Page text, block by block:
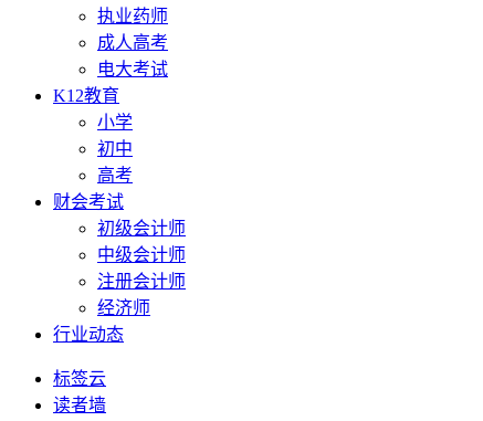
执业药师
成人高考
电大考试
K12教育
小学
初中
高考
财会考试
初级会计师
中级会计师
注册会计师
经济师
行业动态
标签云
读者墙